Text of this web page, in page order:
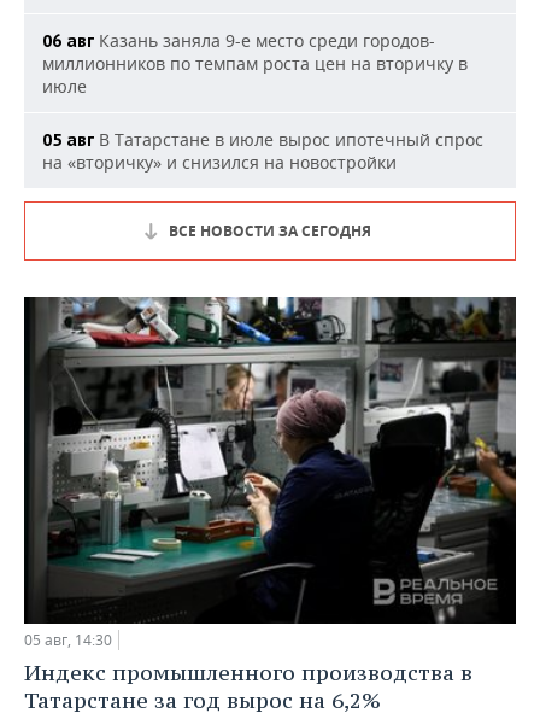
06 авг Казань заняла 9-е место среди городов-
миллионников по темпам роста цен на вторичку в
июле
05 авг В Татарстане в июле вырос ипотечный спрос
на «вторичку» и снизился на новостройки
ВСЕ НОВОСТИ ЗА СЕГОДНЯ
05 авг, 14:30
Индекс промышленного производства в
Татарстане за год вырос на 6,2%